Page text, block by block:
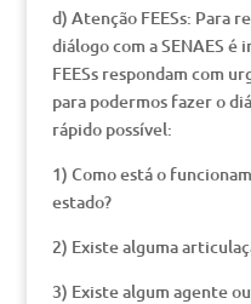
d) Atenção FEESs: Para
diálogo com a SENAES é
FEESs respondam com
para podermos fazer o
rápido possível:
1) Como está o
estado?
2) Existe alguma
3) Existe algum agente